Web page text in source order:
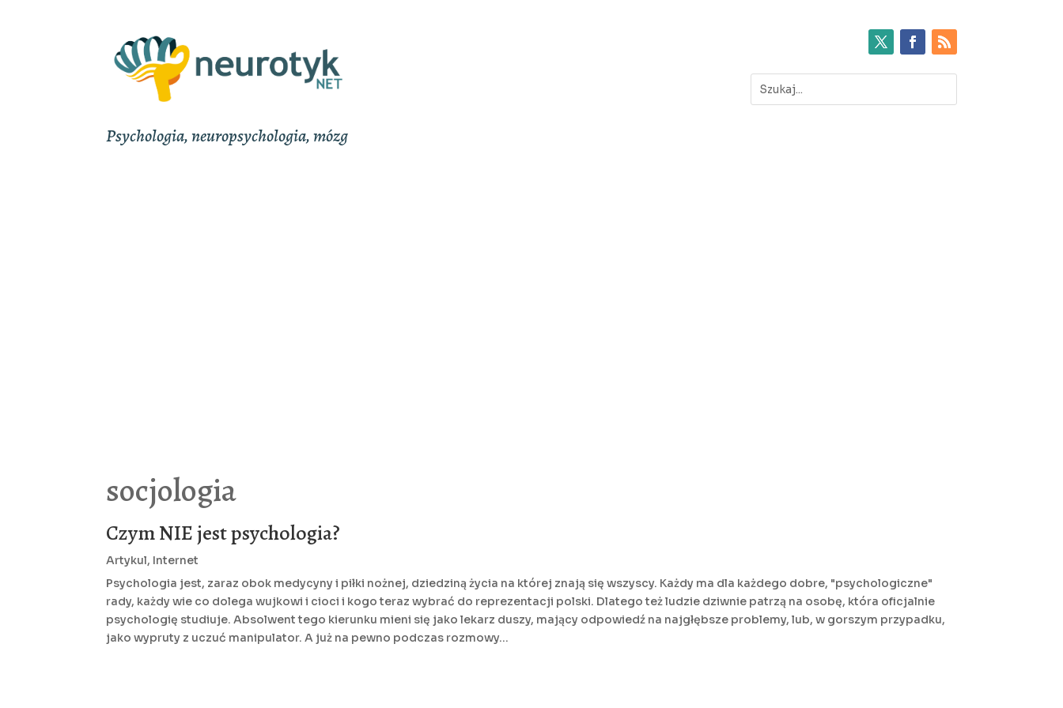
Psychologia, neuropsychologia, mózg
socjologia
Czym NIE jest psychologia?
Artykul, Internet
Psychologia jest, zaraz obok medycyny i piłki nożnej, dziedziną życia na której znają się wszyscy. Każdy ma dla każdego dobre, "psychologiczne"
rady, każdy wie co dolega wujkowi i cioci i kogo teraz wybrać do reprezentacji polski. Dlatego też ludzie dziwnie patrzą na osobę, która oficjalnie
psychologię studiuje. Absolwent tego kierunku mieni się jako lekarz duszy, mający odpowiedź na najgłębsze problemy, lub, w gorszym przypadku,
jako wypruty z uczuć manipulator. A już na pewno podczas rozmowy...